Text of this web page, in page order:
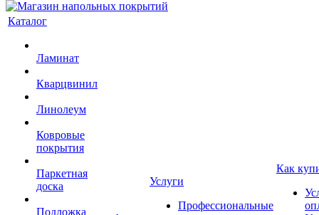
Каталог
Ламинат
Кварцвинил
Линолеум
Ковровые
покрытия
Паркетная
доска
Подложка
Услуги
Профессиональные
Как